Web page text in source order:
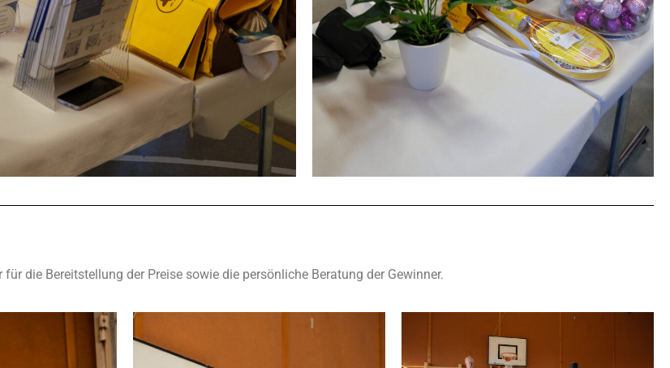
die Bereitstellung der Preise sowie die persönliche Beratung der Gewinner.